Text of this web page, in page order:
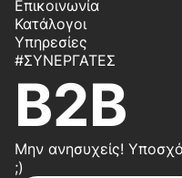
Επικοινωνία
Κατάλογοι
Υπηρεσίες
#ΣΥΝΕΡΓΆΤΕΣ
B2B
Μην ανησυχείς!
;)